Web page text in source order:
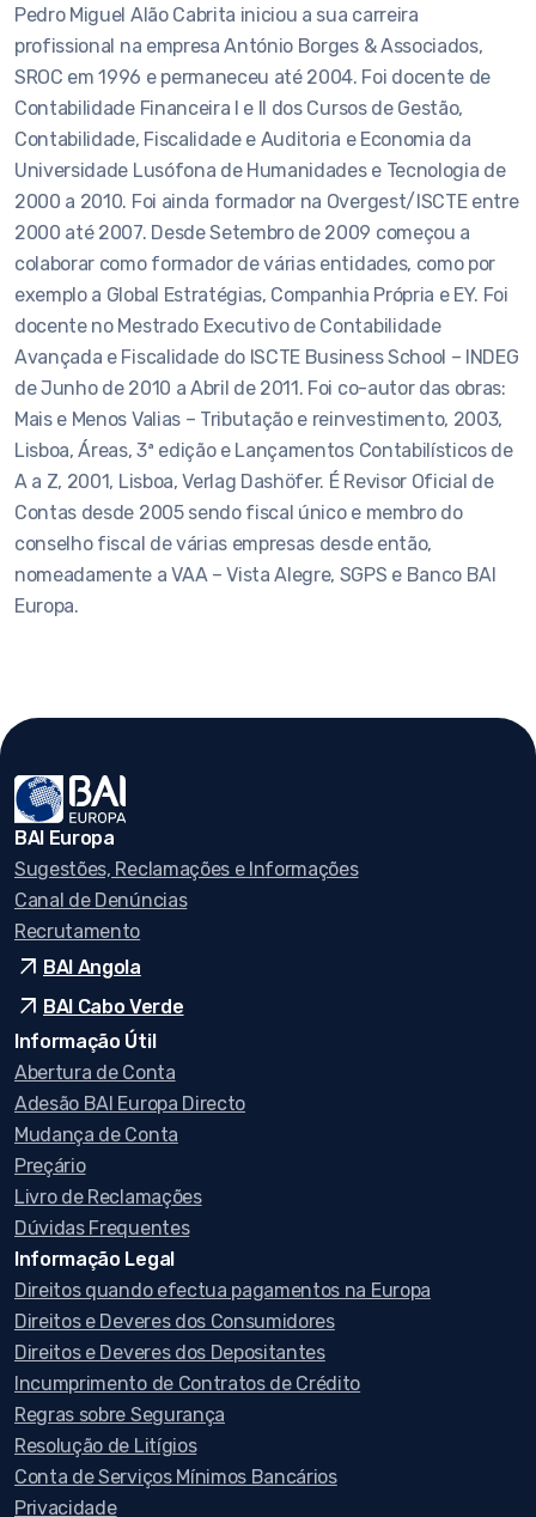
Pedro Miguel Alão Cabrita iniciou a sua carreira
profissional na empresa António Borges & Associados,
SROC em 1996 e permaneceu até 2004. Foi docente de
Contabilidade Financeira I e II dos Cursos de Gestão,
Contabilidade, Fiscalidade e Auditoria e Economia da
Universidade Lusófona de Humanidades e Tecnologia de
2000 a 2010. Foi ainda formador na Overgest/ISCTE entre
2000 até 2007. Desde Setembro de 2009 começou a
colaborar como formador de várias entidades, como por
exemplo a Global Estratégias, Companhia Própria e EY. Foi
docente no Mestrado Executivo de Contabilidade
Avançada e Fiscalidade do ISCTE Business School – INDEG
de Junho de 2010 a Abril de 2011. Foi co-autor das obras:
Mais e Menos Valias – Tributação e reinvestimento, 2003,
Lisboa, Áreas, 3ª edição e Lançamentos Contabilísticos de
A a Z, 2001, Lisboa, Verlag Dashöfer. É Revisor Oficial de
Contas desde 2005 sendo fiscal único e membro do
conselho fiscal de várias empresas desde então,
nomeadamente a VAA – Vista Alegre, SGPS e Banco BAI
Europa.
BAI Europa
Sugestões, Reclamações e Informações
Canal de Denúncias
Recrutamento
arrow_outward BAI Angola
arrow_outward BAI Cabo Verde
Informação Útil
Abertura de Conta
Adesão BAI Europa Directo
Mudança de Conta
Preçário
Livro de Reclamações
Dúvidas Frequentes
Informação Legal
Direitos quando efectua pagamentos na Europa
Direitos e Deveres dos Consumidores
Direitos e Deveres dos Depositantes
Incumprimento de Contratos de Crédito
Regras sobre Segurança
Resolução de Litígios
Conta de Serviços Mínimos Bancários
Privacidade